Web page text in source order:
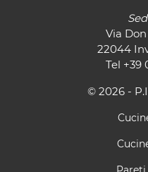
Via
22044
Tel +39
© 2026 -